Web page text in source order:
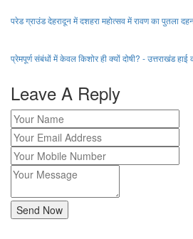
परेड ग्राउंड देहरादून में दशहरा महोत्सव में रावण का पुतला
प्रेमपूर्ण संबंधों में केवल किशोर ही क्यों दोषी? - उत्तराखंड हाई
Leave A Reply